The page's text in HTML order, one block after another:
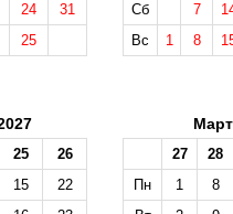
24
31
25
Сб
7
Вс
1 8
25
26
15
22
27 28
Пн
1 8